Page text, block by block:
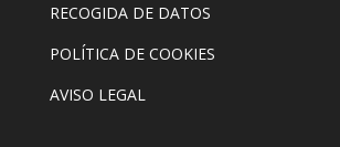
RECOGIDA DE DATOS
POLÍTICA DE COOKIES
AVISO LEGAL